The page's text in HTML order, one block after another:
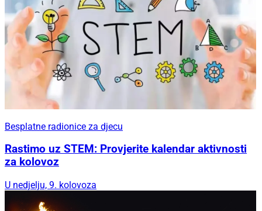
Besplatne radionice za djecu
Rastimo uz STEM: Provjerite kalendar aktivnosti
za kolovoz
U nedjelju, 9. kolovoza